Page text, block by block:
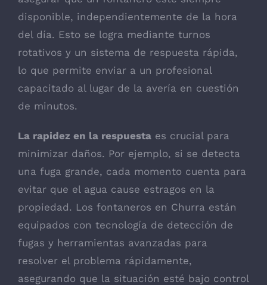
disponible, independientemente de la hora
del día. Esto se logra mediante turnos
rotativos y un sistema de respuesta rápida,
lo que permite enviar a un profesional
capacitado al lugar de la avería en cuestión
de minutos.
La rapidez en la respuesta es crucial para
minimizar daños. Por ejemplo, si se detecta
una fuga grande, cada momento cuenta para
evitar que el agua cause estragos en la
propiedad. Los fontaneros en Churra están
equipados con tecnología de detección de
fugas y herramientas avanzadas para
resolver el problema rápidamente,
asegurando que la situación esté bajo control